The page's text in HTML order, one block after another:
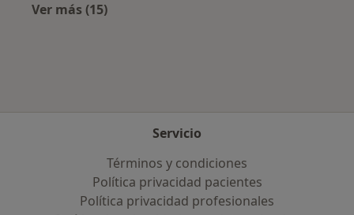
Ver más (15)
Servicio
Términos y condiciones
Política privacidad pacientes
Política privacidad profesionales